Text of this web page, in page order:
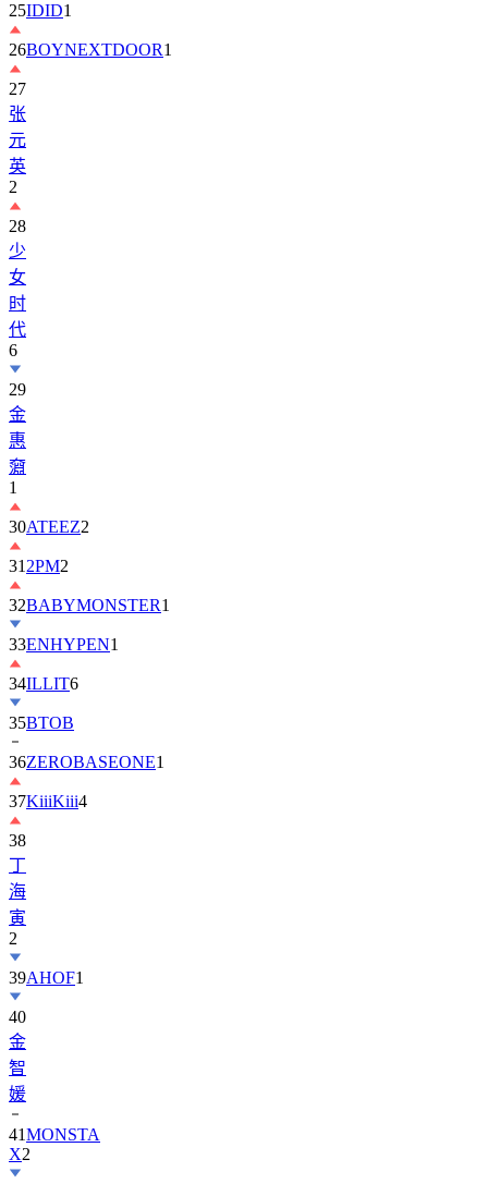
26BOYNEXTDOOR
27
张
元
英
2
28
少
女
时
代
6
29
金
惠
奫
1
30
312PM2
32 BABYMONSTER
33ENHYPEN1
34ILLIT6
35BTOB
36ZEROBASEONE
37KiiiKiii4
38
丁
海
寅
2
39
40
金
智
媛
41
X
42LE
SSERAFIM